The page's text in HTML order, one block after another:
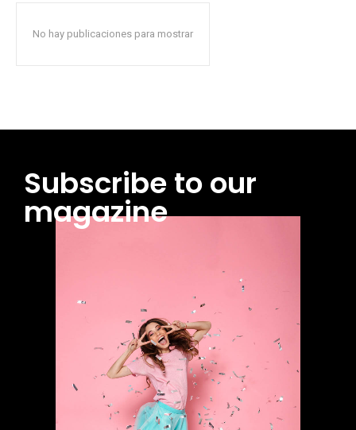
No hay publicaciones para mostrar
Subscribe to our
magazine